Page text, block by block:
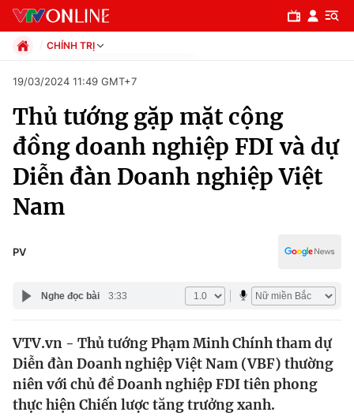
Chuyên mục
Chính trị
Xã hội
Pháp luật
Y tế
Thế giới
Tin tức
Thế giới đó đây
Kinh tế
CHÍNH TRỊ
Xã hội
Pháp luật
Thể thao
Truyền hình
Y tế
19/03/2024 11:49 GMT+7
Thủ tướng gặp mặt cộng
đồng doanh nghiệp FDI và dự
Diễn đàn Doanh nghiệp Việt
Nam
PV
Nghe đọc bài 3:33
VTV.vn - Thủ tướng Phạm Minh Chính tham dự
Diễn đàn Doanh nghiệp Việt Nam (VBF) thường
niên với chủ đề Doanh nghiệp FDI tiên phong
thực hiện Chiến lược tăng trưởng xanh.